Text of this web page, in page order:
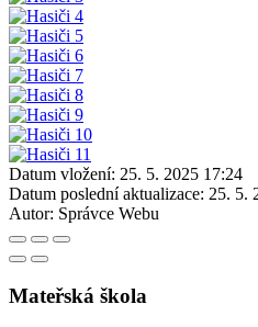
Datum vložení: 25. 5. 2025 17:24
Datum poslední aktualizace: 25. 5.
Autor: Správce Webu
Mateřská škola